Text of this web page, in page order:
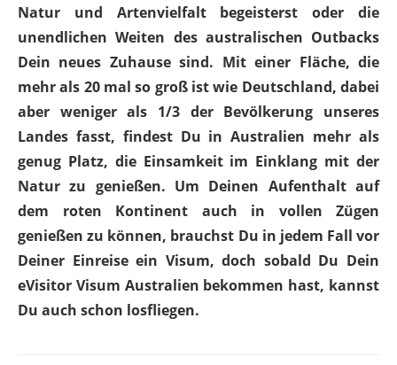
Natur und Artenvielfalt begeisterst oder die
unendlichen Weiten des australischen Outbacks
Dein neues Zuhause sind. Mit einer Fläche, die
mehr als 20 mal so groß ist wie Deutschland, dabei
aber weniger als 1/3 der Bevölkerung unseres
Landes fasst, findest Du in Australien mehr als
genug Platz, die Einsamkeit im Einklang mit der
Natur zu genießen. Um Deinen Aufenthalt auf
dem roten Kontinent auch in vollen Zügen
genießen zu können, brauchst Du in jedem Fall vor
Deiner Einreise ein Visum, doch sobald Du Dein
eVisitor Visum Australien bekommen hast, kannst
Du auch schon losfliegen.